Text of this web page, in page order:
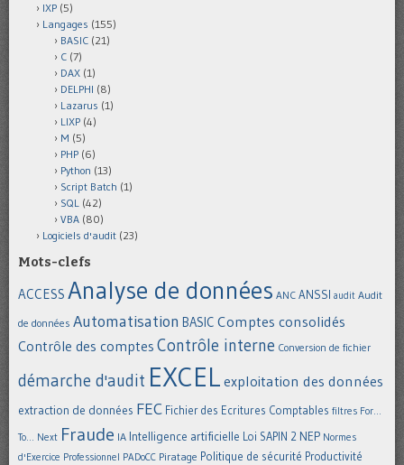
IXP (5)
Langages (155)
BASIC (21)
C (7)
DAX (1)
DELPHI (8)
Lazarus (1)
LIXP (4)
M (5)
PHP (6)
Python (13)
Script Batch (1)
SQL (42)
VBA (80)
Logiciels d'audit (23)
Mots-clefs
ACCESS Analyse de données ANC ANSSI audit Audit
de données Automatisation BASIC Comptes consolidés
Contrôle des comptes Contrôle interne Conversion de fichier
démarche d'audit EXCEL exploitation des données
extraction de données FEC Fichier des Ecritures Comptables filtres For...
To... Next Fraude IA Intelligence artificielle Loi SAPIN 2 NEP Normes
d'Exercice Professionnel PADoCC Piratage Politique de sécurité Productivité